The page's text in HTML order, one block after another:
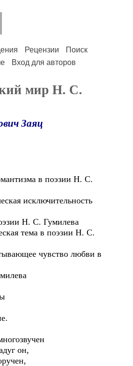
Рецензии
Поиск
Вход для авторов
мир Н. С.
Заяц
в поэзии Н. С.
исключительность
Н. С. Гумилева
тема в поэзии Н. С.
чувство любви в
он,